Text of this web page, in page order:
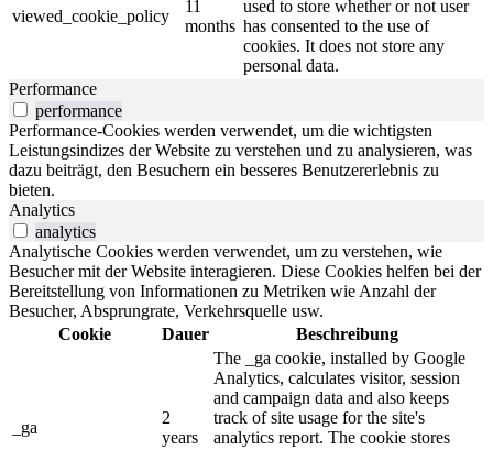
viewed_cookie_policy
11
months
used to store whether or not user
has consented to the use of
cookies. It does not store any
personal data.
Performance
performance
Performance-Cookies werden verwendet, um die wichtigsten
Leistungsindizes der Website zu verstehen und zu analysieren, was
dazu beiträgt, den Besuchern ein besseres Benutzererlebnis zu
bieten.
Analytics
analytics
Analytische Cookies werden verwendet, um zu verstehen, wie
Besucher mit der Website interagieren. Diese Cookies helfen bei der
Bereitstellung von Informationen zu Metriken wie Anzahl der
Besucher, Absprungrate, Verkehrsquelle usw.
Cookie
Dauer Beschreibung
_ga
2
years
The _ga cookie, installed by Google
Analytics, calculates visitor, session
and campaign data and also keeps
track of site usage for the site's
analytics report. The cookie stores